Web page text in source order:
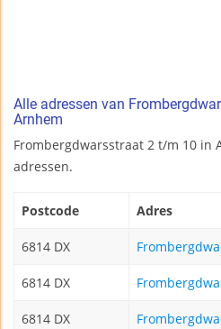
Alle adressen van
Arnhem
Frombergdwarsstraat 2 t/m 10 in
adressen.
Postcode Adres
6814 DX
6814 DX
6814 DX